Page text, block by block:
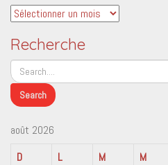
Archives
Recherche
août 2026
D
L M M